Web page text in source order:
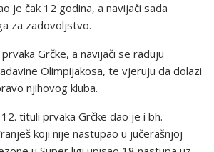
je čak 12 godina, a navijači sada
za zadovoljstvo.
Grčke, a navijači se raduju
Olimpijakosa, te vjeruju da dolazi
njihovog kluba.
tituli prvaka Grčke dao je i bh.
koji nije nastupao u jučerašnjoj